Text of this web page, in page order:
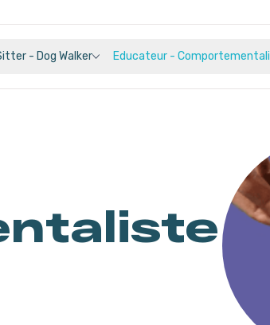
- Dog Walker Educateur -